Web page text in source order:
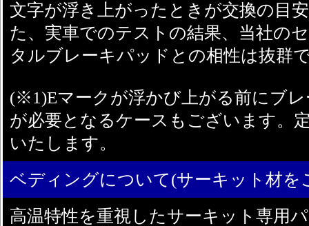
文字が浮き上がったときが交換の目
た、実車でのテストの結果、当社の
タルブレーキパッドとの相性は抜群
(※1)Eマークが浮かび上がる前にブ
が必要となるケースもございます。
いたします。
ベディングについて(サーキット材を
高温特性を重視したサーキット専用